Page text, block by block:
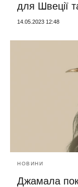
для Швеції
14.05.2023 12:48
НОВИНИ
Джамала